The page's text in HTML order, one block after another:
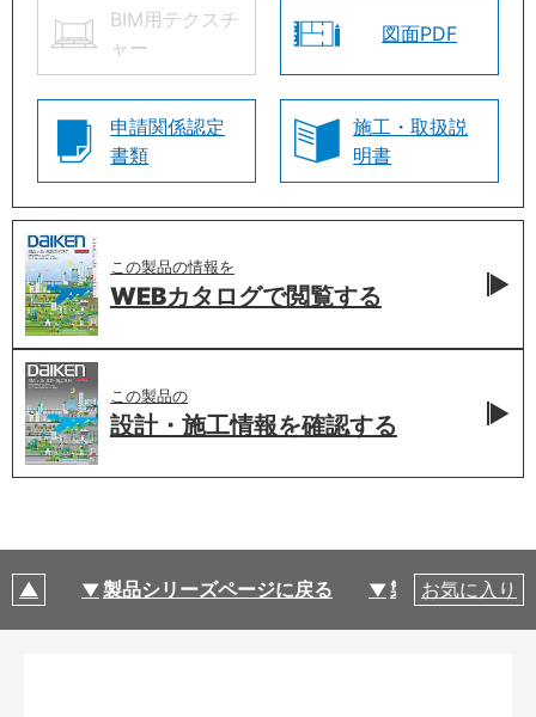
BIM用テクスチ
ャー
図面PDF
申請関係認定
書類
施工・取扱説
明書
この製品の情報を
WEBカタログで閲覧する
この製品の
設計・施工情報を確認する
製品シリーズページに戻る 製品仕様
お気に入り